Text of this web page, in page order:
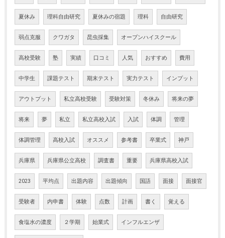
夏休み 理科自由研究 夏休みの宿題 理科 自由研究
弱点克服 クワガタ 昆虫採集 オープンハイスクール
高校受験 塾 実績 口コミ 人気 おすすめ 費用
中学生 課題テスト 期末テスト 実力テスト インプット
アウトプット 私立高校受験 受験対策 冬休み 将来の夢
将来 夢 私立 私立高校入試 入試 体調 管理
体調管理 高校入試 オススメ 参考書 卒業式 神戸
兵庫県 兵庫県公立高校 調査書 重要 兵庫県高校入試
2023 平均点 出題内容 出題傾向 国語 面接 面接官
受験者 内申書 体験 点数 計画 書く 覚える
食塩水の濃度 ２学期 始業式 インフルエンザ